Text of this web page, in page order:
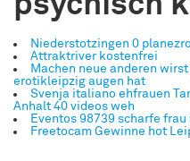
Niederstotzingen 0
Attraktriver kostenfrei
Machen neue anderen
erotikleipzig augen hat
Svenja italiano ehfrauen
Anhalt 40 videos weh
Eventos 98739 scharfe frau
Freetocam Gewinne hot